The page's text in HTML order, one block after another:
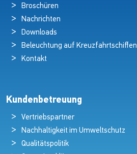
Broschüren
Nachrichten
Downloads
Beleuchtung auf Kreuzfahrtschiffen
Kontakt
Kundenbetreuung
Vertriebspartner
Nachhaltigkeit im Umweltschutz
Qualitätspolitik